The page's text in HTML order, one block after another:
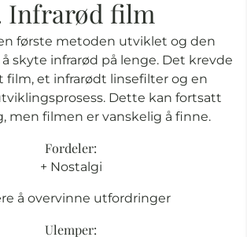
Infrarød film
første metoden utviklet og den
skyte infrarød på lenge. Det krevde
film, et infrarødt linsefilter og en
Dette kan fortsatt
men filmen er vanskelig å finne.
Fordeler:
+ Nostalgi
å overvinne utfordringer
Ulemper: